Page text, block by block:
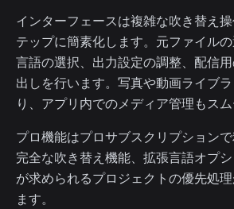
インターフェースは複雑な吹き替え
テップに簡素化します。元ファイル
言語の選択、出力設定の調整、配信
出しを行います。写真や動画ライブ
り、アプリ内でのメディア管理もスム
プロ機能はプロサブスクリプションで
完全な吹き替え機能、拡張言語オプ
が求められるプロジェクトの優先処
ます。